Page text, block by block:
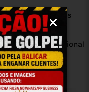
igual à das
por profissional